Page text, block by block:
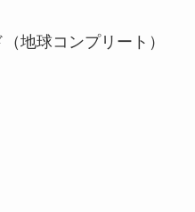
地球コンプリート）